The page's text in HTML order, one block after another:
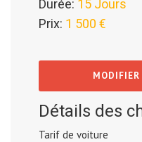
Durée: 15 Jours
Prix: 1 500 €
MODIFIER
Détails des
Tarif de voiture